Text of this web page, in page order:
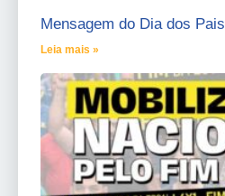
Mensagem do Dia dos Pais
Leia mais »